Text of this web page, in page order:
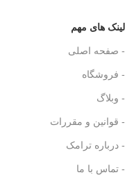
لینک های مهم
- صفحه اصلی
- فروشگاه
- وبلاگ
- قوانین و مقررات
- درباره ترامک
- تماس با ما